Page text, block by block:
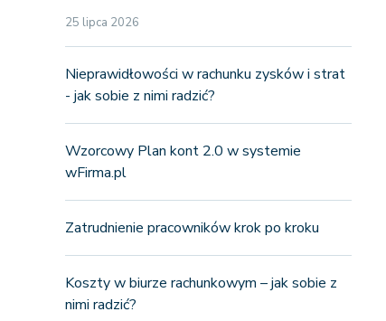
25 lipca 2026
Nieprawidłowości w rachunku zysków i strat
- jak sobie z nimi radzić?
Wzorcowy Plan kont 2.0 w systemie
wFirma.pl
Zatrudnienie pracowników krok po kroku
Koszty w biurze rachunkowym – jak sobie z
nimi radzić?